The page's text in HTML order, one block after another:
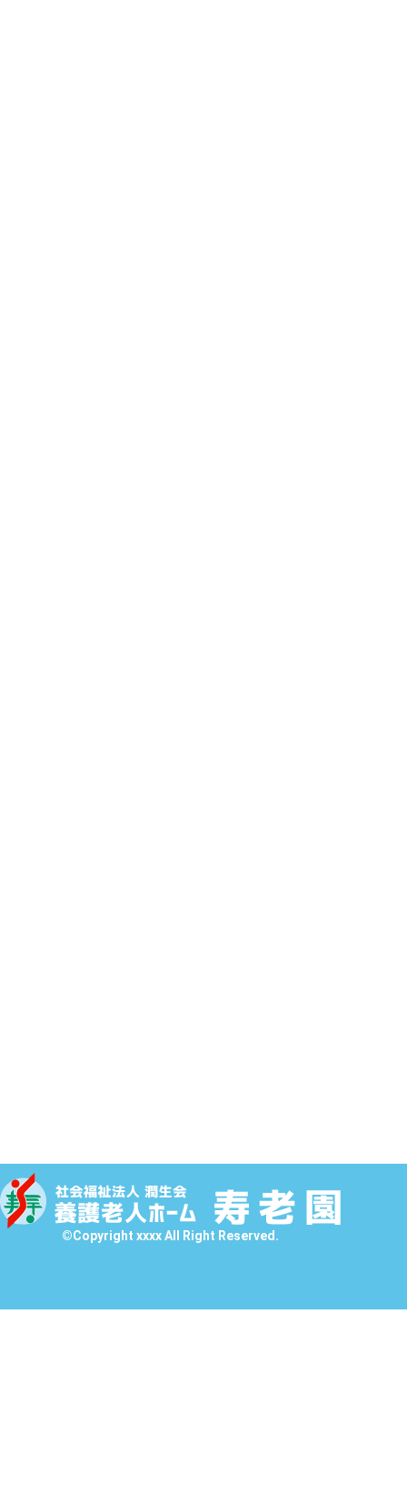
©Copyright xxxx All Right Reserved.